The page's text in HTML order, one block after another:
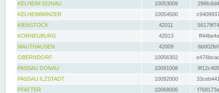
KELHEIM DONAU
10053009
KELHEIMWINZER
10054500
KIENSTOCK
42011
KORNEUBURG
42013
MAUTHAUSEN
42009
OBERNDORF
10056302
PASSAU DONAU
10091008
PASSAU ILZSTADT
10092000
PFATTER
10068006